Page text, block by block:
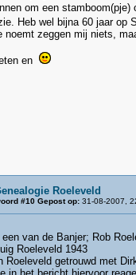
om een
Heb wel bijna 60 jaar op
noemt zeggen mij niets,
en
Roeleveld
#10 Gepost op:31-08-2007,
een van de Banjer; Rob
Roeleveld 1943
Roeleveld getrouwd met